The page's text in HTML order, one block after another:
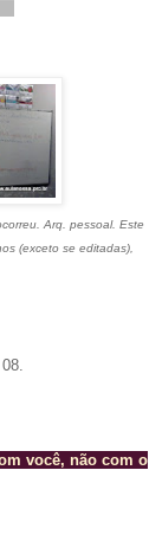
Arq. pessoal. Este
(exceto se editadas),
você, não com o